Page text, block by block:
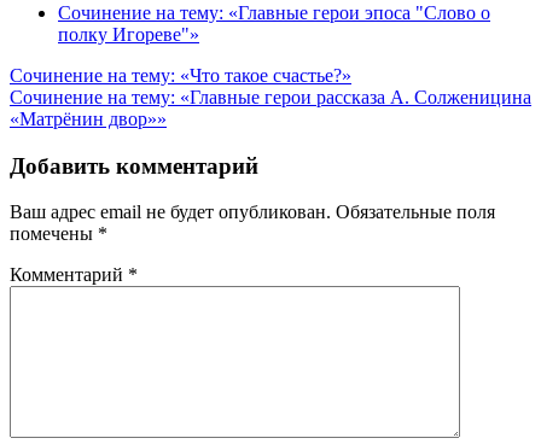
Сочинение на тему: «Главные герои эпоса "Слово о
полку Игореве"»
Навигация
по
Сочинение на тему: «Что такое счастье?»
Сочинение на тему: «Главные герои рассказа А. Солженицина
«Матрёнин двор»»
Добавить комментарий
Ваш адрес email не будет опубликован. Обязательные поля
помечены *
Комментарий *